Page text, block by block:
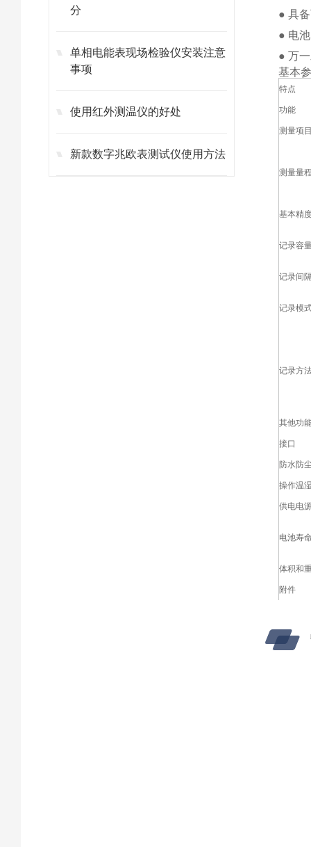
分
单相电能表现场检验仪安装注意
事项
使用红外测温仪的好处
新款数字兆欧表测试仪使用方法
● 具
● 电
● 万
基本
特点
功能
测量项
测量量
基本精
记录容
记录间
记录模
记录方
其他功
接口
防水防
操作温
供电电
电池寿
体积和
附件